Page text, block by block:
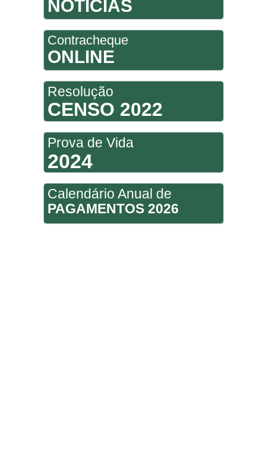
NOTÍCIAS
Contracheque
ONLINE
Resolução
CENSO 2022
Prova de Vida
2024
Calendário Anual de
PAGAMENTOS 2026